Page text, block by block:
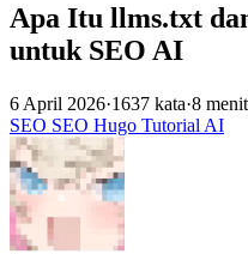
Apa Itu llms.txt
untuk SEO AI
6 April 2026·1637 kata·8 menit
SEO SEO Hugo Tutorial AI